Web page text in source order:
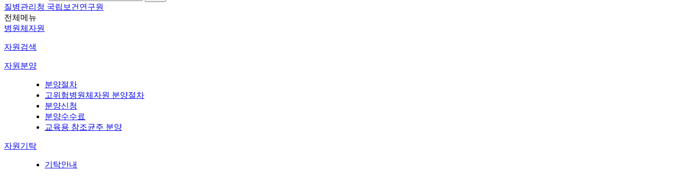
질병관리청 국립보건연구원
전체메뉴
병원체자원
자원검색
자원분양
분양절차
고위험병원체자원 분양절차
분양신청
분양수수료
교육용 참조균주 분양
자원기탁
기탁안내